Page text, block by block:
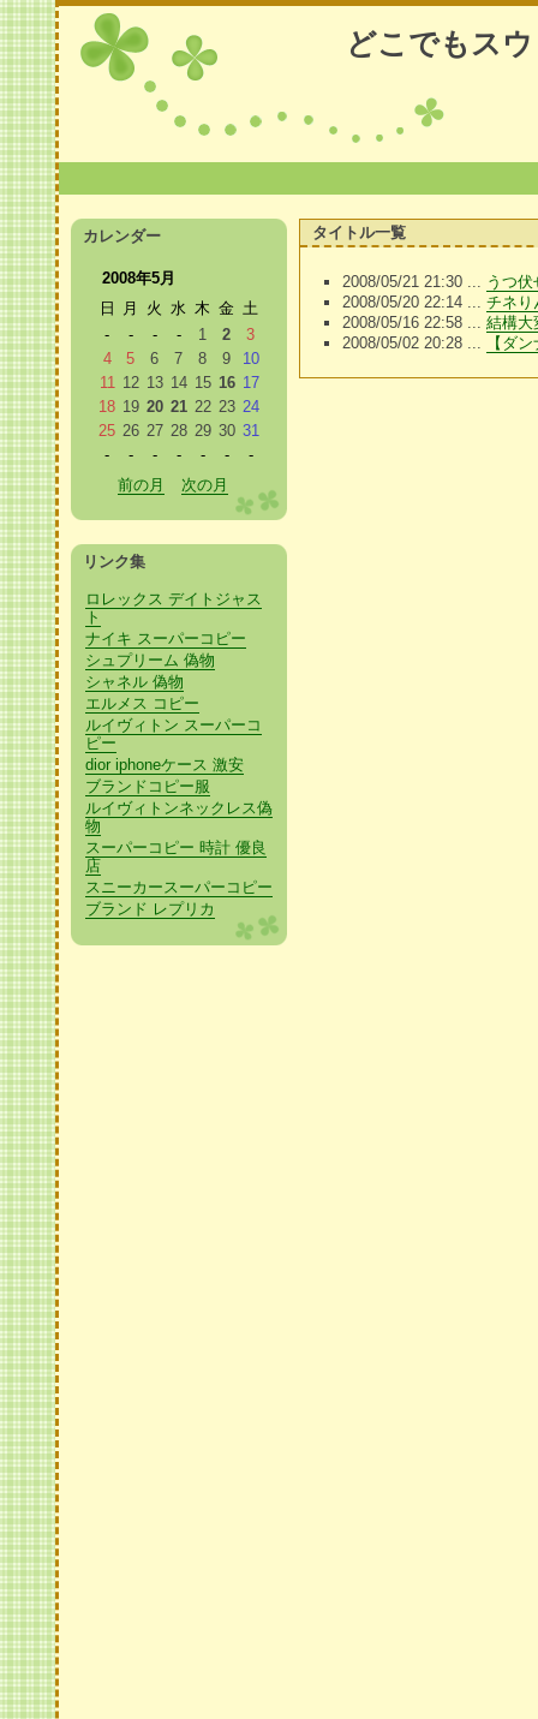
どこでもス
タイトル一覧
2008/05/21 21:30 ... うつ
2008/05/20 22:14 ... チネり
2008/05/16 22:58 ... 結構大
2008/05/02 20:28 ...
【ダ
カレンダー
2008年5月
日
月 火 水 木 金 土
-
- - - 1 2
3
4
5 6 7 8 9
10
11 12 13 14 15 16 17
18 19 20 21 22 23 24
25 26 27 28 29 30 31
-
- - - - -
-
前の月
次の月
リンク集
ロレックス デイトジャス
ト
ナイキ スーパーコピー
シュプリーム 偽物
シャネル 偽物
エルメス コピー
ルイヴィトン スーパーコ
ピー
dior iphoneケース 激安
ブランドコピー服
ルイヴィトンネックレス偽
物
スーパーコピー 時計 優良
店
スニーカースーパーコピー
ブランド レプリカ